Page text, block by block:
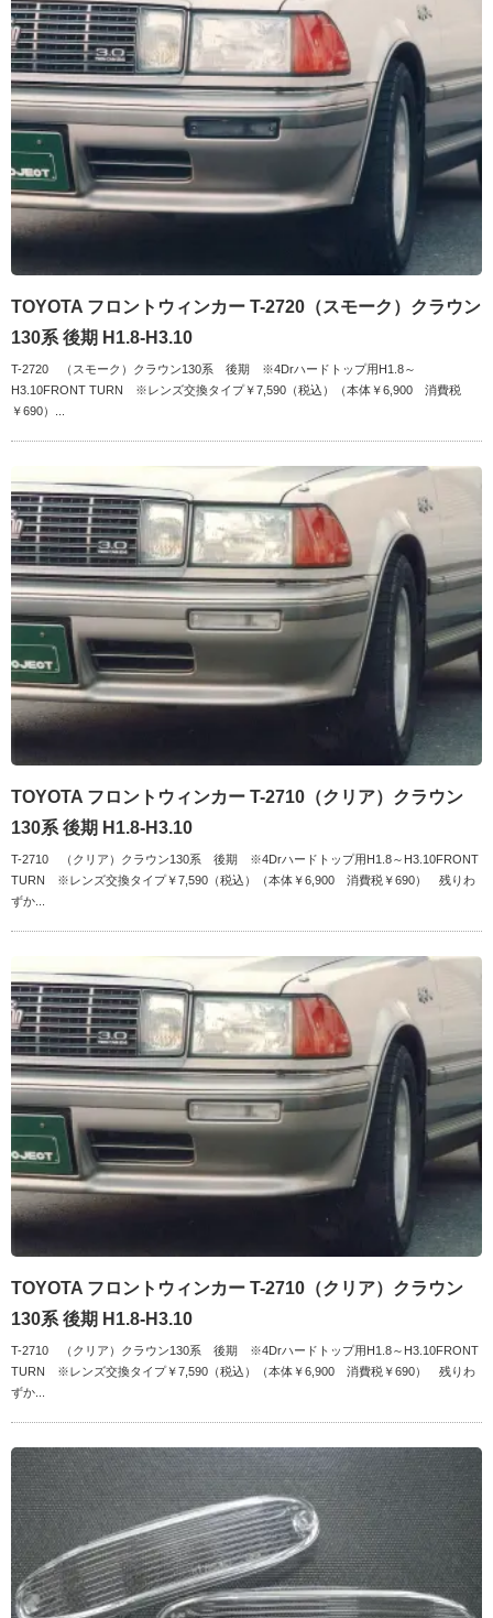
TOYOTA フロントウィンカー T-2720（スモーク）クラウン
130系 後期 H1.8-H3.10
T-2720 （スモーク）クラウン130系 後期 ※4Drハードトップ用H1.8～
H3.10FRONT TURN ※レンズ交換タイプ￥7,590（税込）（本体￥6,900 消費税
￥690）...
TOYOTA フロントウィンカー T-2710（クリア）クラウン
130系 後期 H1.8-H3.10
T-2710 （クリア）クラウン130系 後期 ※4Drハードトップ用H1.8～H3.10FRONT
TURN ※レンズ交換タイプ￥7,590（税込）（本体￥6,900 消費税￥690） 残りわ
ずか...
TOYOTA フロントウィンカー T-2710（クリア）クラウン
130系 後期 H1.8-H3.10
T-2710 （クリア）クラウン130系 後期 ※4Drハードトップ用H1.8～H3.10FRONT
TURN ※レンズ交換タイプ￥7,590（税込）（本体￥6,900 消費税￥690） 残りわ
ずか...